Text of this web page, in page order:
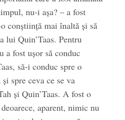
nu-i așa? – a fost
conștiință mai înaltă și să
lui Quin’Taas. Pentru
a fost ușor să conduc
să-i conduc spre o
spre ceva ce se va
și Quin’Taas. A fost o
aparent, nimic nu